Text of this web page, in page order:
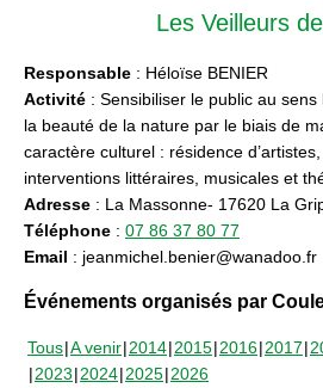
Les Veilleurs
Responsable : Héloïse BENIER
Activité : Sensibiliser le public au
la beauté de la nature par le biais de
caractère culturel : résidence d’artistes,
interventions littéraires, musicales et
Adresse : La Massonne- 17620 La
Téléphone : 07 86 37 80 77
Email : jeanmichel.benier@wanadoo.fr
Événements organisés par
Tous A venir 2014 2015 2016 2017
2023 2024 2025 2026